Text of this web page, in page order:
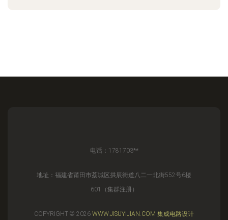
电话：1781703**
地址：福建省莆田市荔城区拱辰街道八二一北街552号6楼
601（集群注册）
COPYRIGHT © 2026 WWW.JISUYIJIAN.COM 集成电路设计